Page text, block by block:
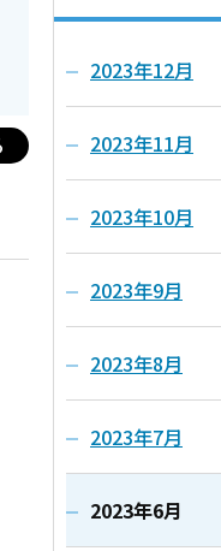
2023年12月
2023年11月
2023年10月
2023年9月
2023年8月
2023年7月
2023年6月